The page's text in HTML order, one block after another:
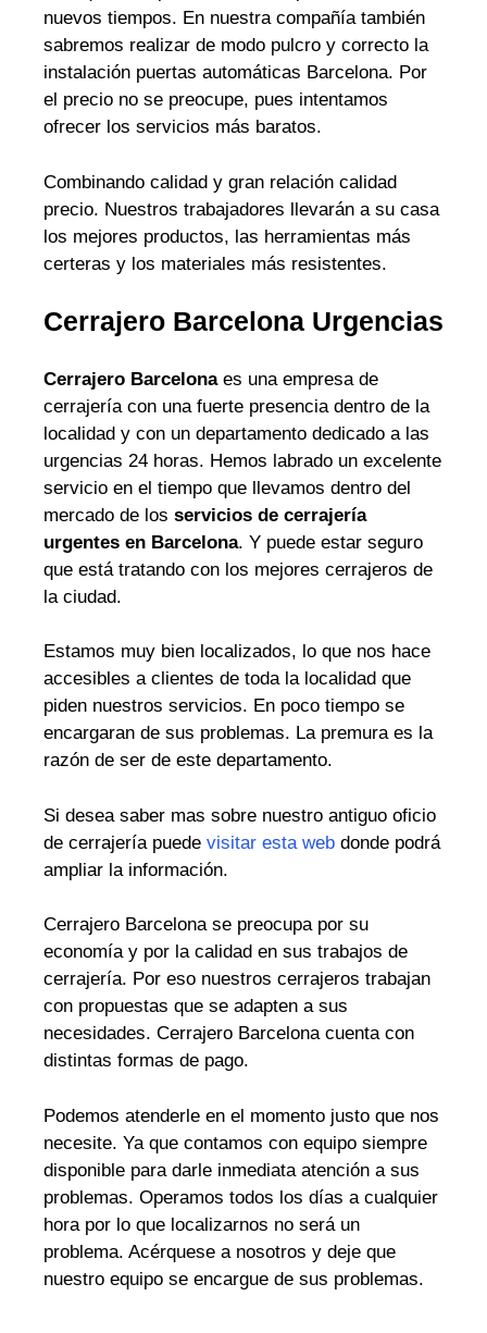
nuevos tiempos. En nuestra compañía también
sabremos realizar de modo pulcro y correcto la
instalación puertas automáticas Barcelona. Por
el precio no se preocupe, pues intentamos
ofrecer los servicios más baratos.
Combinando calidad y gran relación calidad
precio. Nuestros trabajadores llevarán a su casa
los mejores productos, las herramientas más
certeras y los materiales más resistentes.
Cerrajero Barcelona Urgencias
Cerrajero Barcelonaes una empresa de
cerrajería con una fuerte presencia dentro de la
localidad y con un departamento dedicado a las
urgencias 24 horas. Hemos labrado un excelente
servicio en el tiempo que llevamos dentro del
mercado de los servicios de cerrajería
urgentes en Barcelona. Y puede estar seguro
que está tratando con los mejores cerrajeros de
la ciudad.
Estamos muy bien localizados, lo que nos hace
accesibles a clientes de toda la localidad que
piden nuestros servicios. En poco tiempo se
encargaran de sus problemas. La premura es la
razón de ser de este departamento.
Si desea saber mas sobre nuestro antiguo oficio
de cerrajería puede visitar esta web donde podrá
ampliar la información.
Cerrajero Barcelona se preocupa por su
economía y por la calidad en sus trabajos de
cerrajería. Por eso nuestros cerrajeros trabajan
con propuestas que se adapten a sus
necesidades. Cerrajero Barcelona cuenta con
distintas formas de pago.
Podemos atenderle en el momento justo que nos
necesite. Ya que contamos con equipo siempre
disponible para darle inmediata atención a sus
problemas. Operamos todos los días a cualquier
hora por lo que localizarnos no será un
problema. Acérquese a nosotros y deje que
nuestro equipo se encargue de sus problemas.